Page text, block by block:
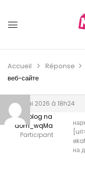
Accueil Réponse
веб-сайте
24 mai 2026 à 18h24
narkolog na
dom_wqMa
Participant
на